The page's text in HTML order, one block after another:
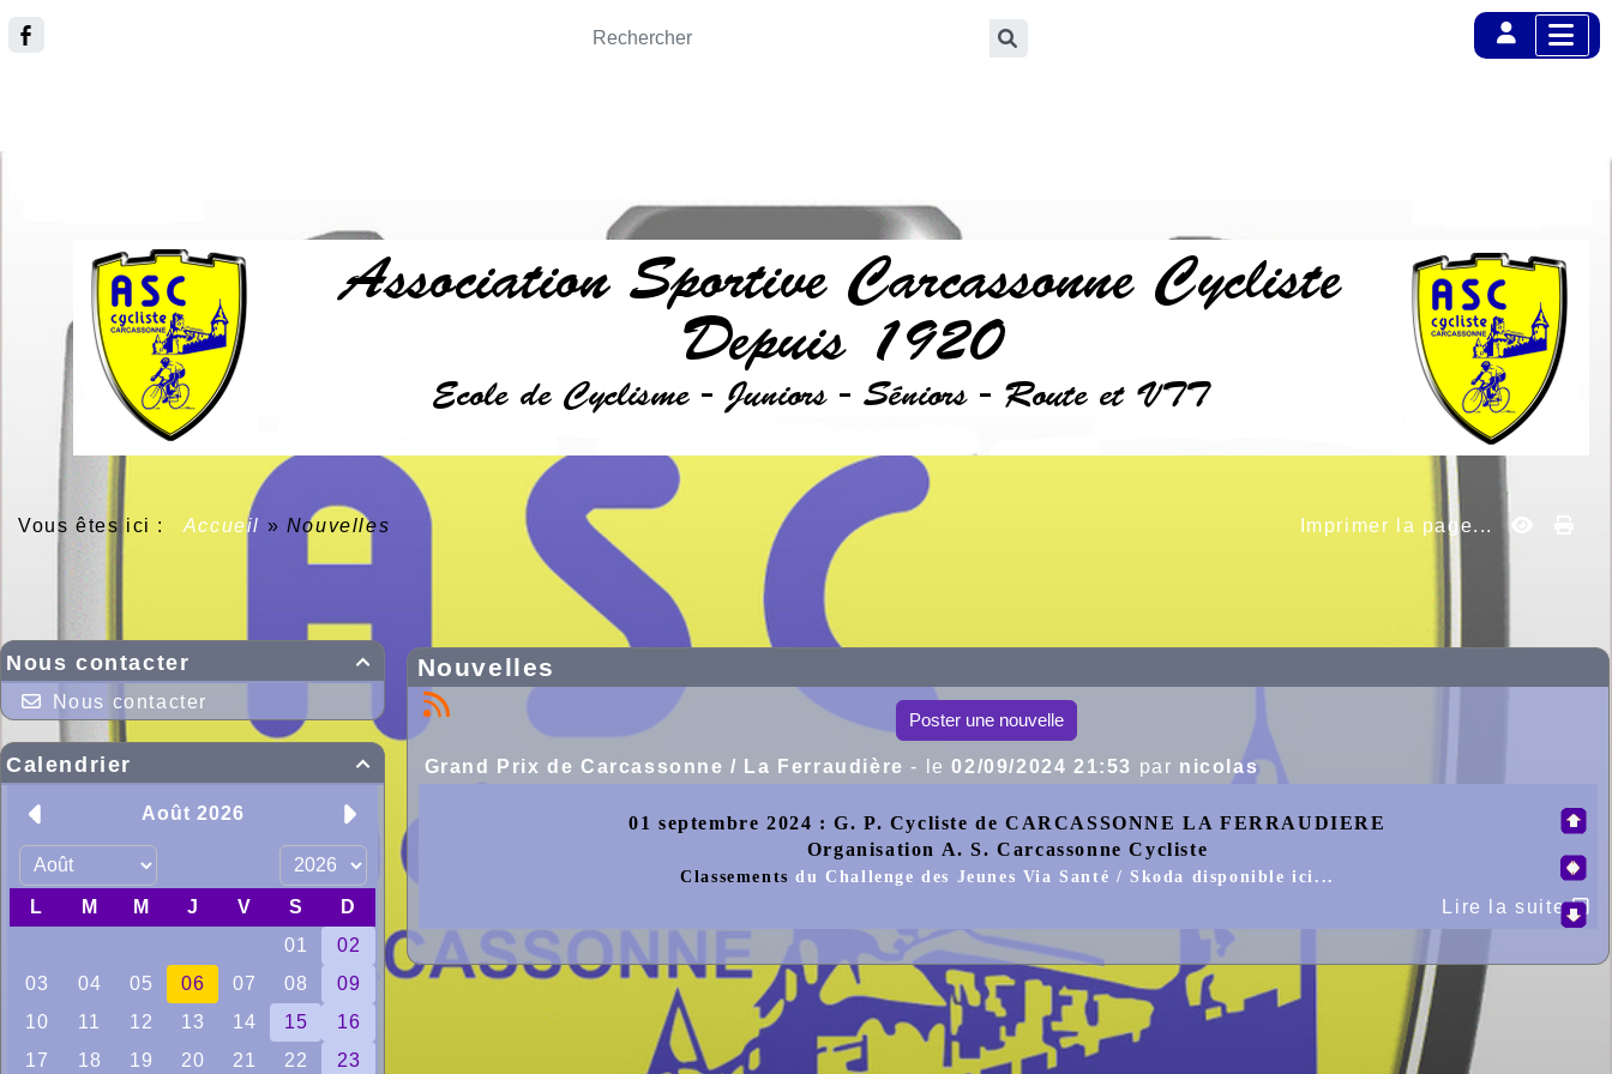
Vous êtes ici : Accueil » Nouvelles Imprimer la page...

Nous contacter
Nous contacter

Calendrier
Nouvelles
Poster une nouvelle
Grand Prix de Carcassonne / La Ferraudière - le02/09/2024 21:53 par nicolas
01 septembre 2024 : G. P. Cycliste de CARCASSONNE LA FERRAUDIERE
Organisation A. S. Carcassonne Cycliste
Classements du Challenge des Jeunes Via Santé / Skoda disponible ici...
Classements du GP Groupama / Skoda Open disponible ici...
Ce dimanche 1 erseptembre l’A S Carcassonne a regroupé le matin l’épreuve jeunes initialement prévue le 7 juillet,
et les courses seniors de l’après-midi.
Malgré une météo défavorable, plus de 150 participants se disputèrent les courses successives.
Dès 8 h 45 les U17 ouvraient la journée sous une pluie heureusement peu intense ; 2 coureurs ont pris le large dès
tour pour ne plus être revus ; l’Albigeois Hugo BARTOLINI remportait l’épreuve en lâchant Louis DELSOL
Lire la suite